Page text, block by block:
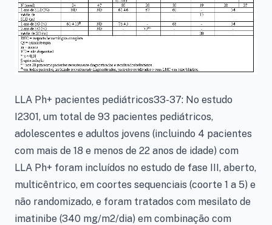
LLA Ph+ pacientes pediátricos33-37: No estudo
I2301, um total de 93 pacientes pediátricos,
adolescentes e adultos jovens (incluindo 4 pacientes
com mais de 18 e menos de 22 anos de idade) com
LLA Ph+ foram incluídos no estudo de fase III, aberto,
multicêntrico, em coortes sequenciais (coorte 1 a 5) e
não randomizado, e foram tratados com mesilato de
imatinibe (340 mg/m2/dia) em combinação com